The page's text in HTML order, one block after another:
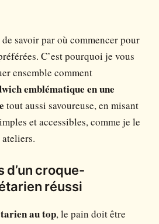
savoir par où commencer pour
C’est pourquoi je vous
ensemble comment
emblématique en une
tout aussi savoureuse, en misant
et accessibles, comme je le
d’un croque-
réussi
au top, le pain doit être